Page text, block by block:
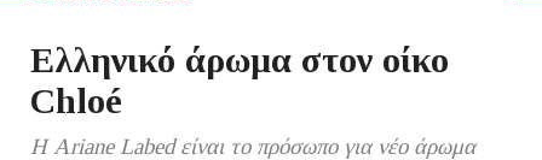
Ελληνικό άρωμα στον οίκο
Chloé
Η Ariane Labed είναι το πρόσωπο για νέο άρωμα